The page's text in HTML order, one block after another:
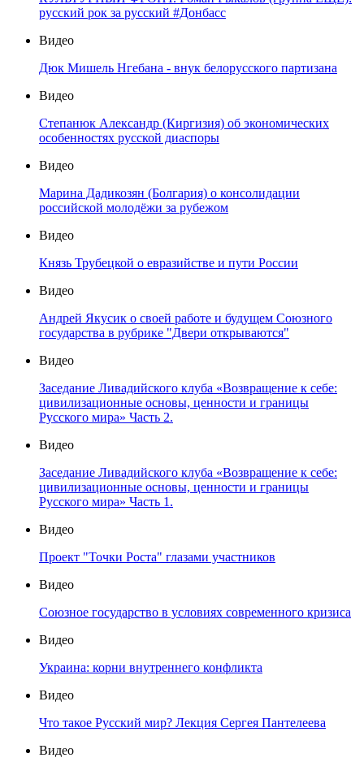
русский рок за русский #Донбасс
Видео
Дюк Мишель Нгебана - внук белорусского партизана
Видео
Степанюк Александр (Киргизия) об экономических
особенностях русской диаспоры
Видео
Марина Дадикозян (Болгария) о консолидации
российской молодёжи за рубежом
Видео
Князь Трубецкой о евразийстве и пути России
Видео
Андрей Якусик о своей работе и будущем Союзного
государства в рубрике "Двери открываются"
Видео
Заседание Ливадийского клуба «Возвращение к себе:
цивилизационные основы, ценности и границы
Русского мира» Часть 2.
Видео
Заседание Ливадийского клуба «Возвращение к себе:
цивилизационные основы, ценности и границы
Русского мира» Часть 1.
Видео
Проект "Точки Роста" глазами участников
Видео
Союзное государство в условиях современного кризиса
Видео
Украина: корни внутреннего конфликта
Видео
Что такое Русский мир? Лекция Сергея Пантелеева
Видео